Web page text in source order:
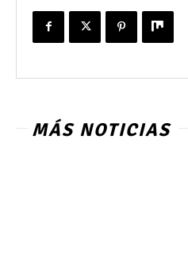
MÁS NOTICIAS